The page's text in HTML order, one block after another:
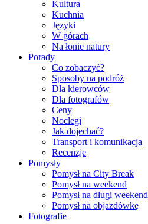
Kultura
Kuchnia
Języki
W górach
Na łonie natury
Porady
Co zobaczyć?
Sposoby na podróż
Dla kierowców
Dla fotografów
Ceny
Noclegi
Jak dojechać?
Transport i komunikacja
Recenzje
Pomysły
Pomysł na City Break
Pomysł na weekend
Pomysł na długi weekend
Pomysł na objazdówkę
Fotografie